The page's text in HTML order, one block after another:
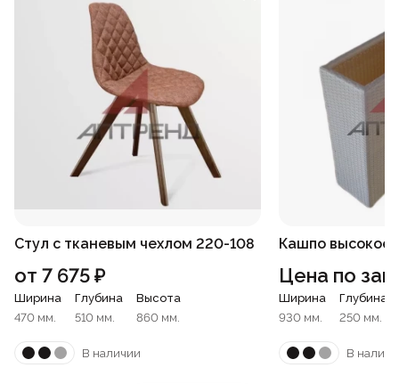
Стул с тканевым чехлом 220-108
от 7 675₽
Ширина
470 мм.
Глубина
510 мм.
Высота
860 мм.
В наличии
Кашпо высокое
Цена по
Ширина
930 мм.
Глубина
250 мм.
В